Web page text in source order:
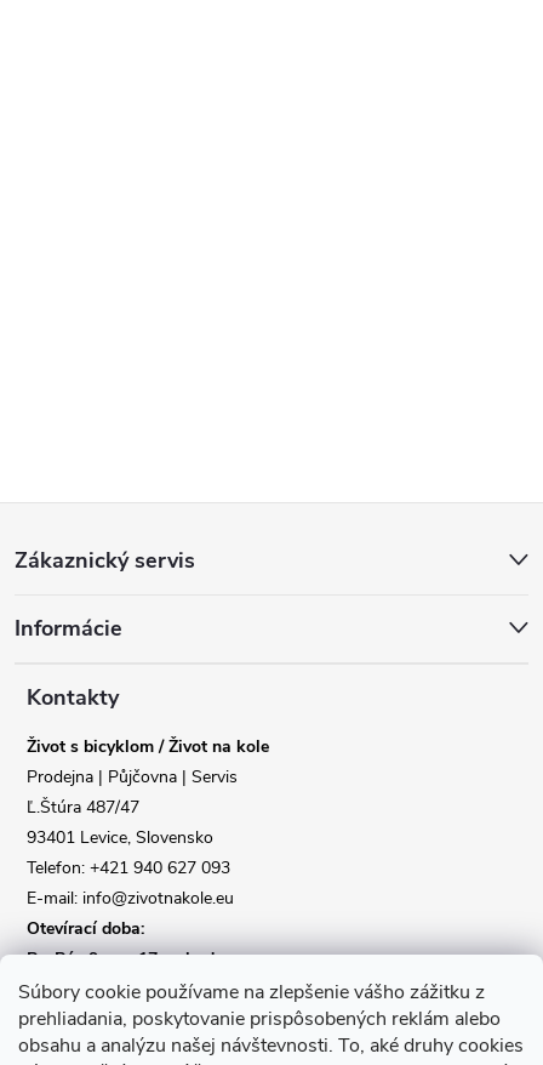
Súbory cookie používame na zlepšenie vášho zážitku z
prehliadania, poskytovanie prispôsobených reklám alebo
obsahu a analýzu našej návštevnosti. To, aké druhy cookies
p
Zákaznický servis
Informácie
Kontakty
Život s bicyklom / Život na kole
Prodejna | Půjčovna | Servis
Ľ.Štúra 487/47
93401 Levice, Slovensko
Telefon: +421 940 627 093
E-mail: info@zivotnakole.eu
Otevírací doba:
Po-Pá : 9,oo - 17,oo hod
So : 9,oo - 12,oo | Ne : Zavřeno
Kontaktní formulář